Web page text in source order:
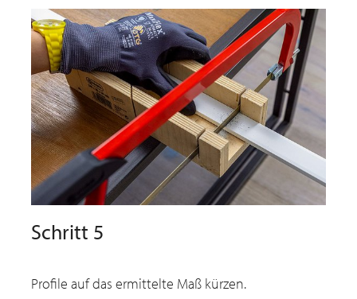
Schritt 5
Profile auf das ermittelte Maß kürzen.